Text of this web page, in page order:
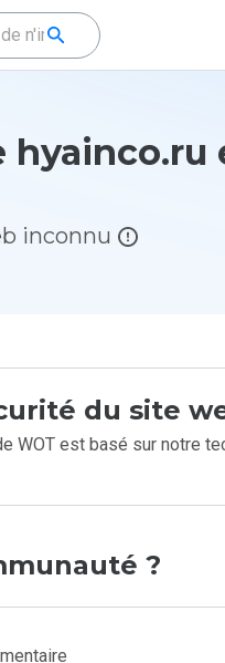
hyainco.ru
inconnu
du site
WOT est basé sur notre
?